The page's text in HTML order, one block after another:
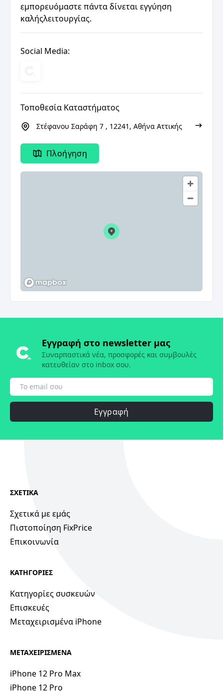
εμπορευόμαστε πάντα δίνεται εγγύηση
καλήςλειτουργίας.
Social Media:
Τοποθεσία Καταστήματος
Στέφανου Σαράφη 7 , 12241, Αθήνα Αττικής
Πλοήγηση
Εγγραφή στο newsletter μας
Συναρπαστικά νέα, προσφορές και συμβουλές
κατευθείαν στο inbox σου.
Εγγραφή
ΣΧΕΤΙΚΑ
Σχετικά με εμάς
Πιστοποίηση FixPrice
Επικοινωνία
ΚΑΤΗΓΟΡΙΕΣ
Κατηγορίες συσκευών
Επισκευές
Μεταχειρισμένα iPhone
ΜΕΤΑΧΕΙΡΙΣΜΕΝΑ
iPhone 12 Pro Max
iPhone 12 Pro